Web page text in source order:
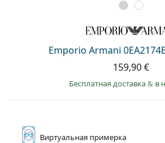
Emporio Armani
159,90 €
Бесплатная доставка& в
Виртуальная примерка